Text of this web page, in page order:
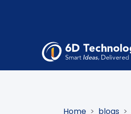
Home > blogs >